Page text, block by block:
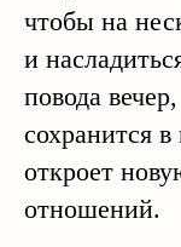
чтобы на
и
повода
сохранится
откроет
отношений.